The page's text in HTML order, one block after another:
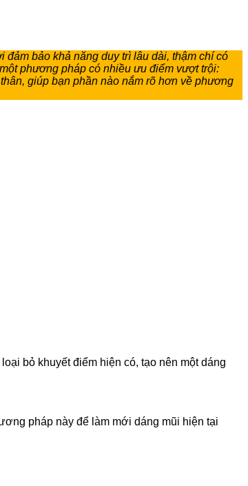
bảo khả năng duy trì lâu dài, thậm chí có
phương pháp có nhiều ưu điểm vượt trội:
giúp bạn phần nào nắm rõ hơn về phương
bỏ khuyết điểm hiện có, tạo nên một dáng
pháp này để làm mới dáng mũi hiện tại